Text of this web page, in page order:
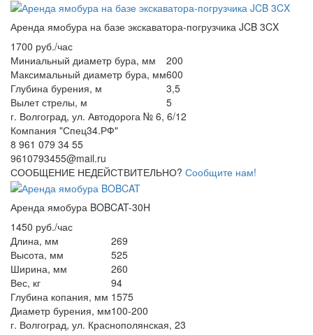
Аренда ямобура на базе экскаватора-погрузчика JCB 3CX
1700 руб./час
Миниальный диаметр бура, мм
200
Максимальный диаметр бура, мм600
Глубина бурения, м
3,5
Вылет стрелы, м
5
г. Волгоград, ул. Автодорога № 6, 6/12
Компания "Спец34.РФ"
8 961 079 34 55
9610793455@mail.ru
СООБЩЕНИЕ НЕДЕЙСТВИТЕЛЬНО? Сообщите нам!
Аренда ямобура BOBCAT-30H
1450 руб./час
Длина, мм
269
Высота, мм
525
Ширина, мм
260
Вес, кг
94
Глубина копания, мм 1575
Диаметр бурения, мм100-200
г. Волгоград, ул. Краснополянская, 23